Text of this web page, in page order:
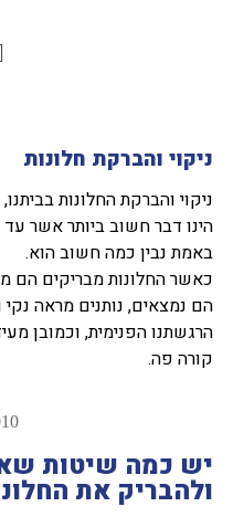
ניקוי והברקת חלונות
ניקוי והברקת החלונות
הינו דבר חשוב ביותר אשר
באמת נבין כמה חשוב הוא.
כאשר החלונות מבריקים הם
הם נמצאים, נותנים מראה
הרגשתנו הפנימית, וכמובן
קורה פה.
יש כמה שיטות
ולהבריק את